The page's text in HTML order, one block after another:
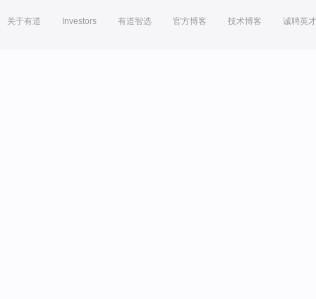
关于有道 Investors 有道智选 官方博客 技术博客 诚聘英才